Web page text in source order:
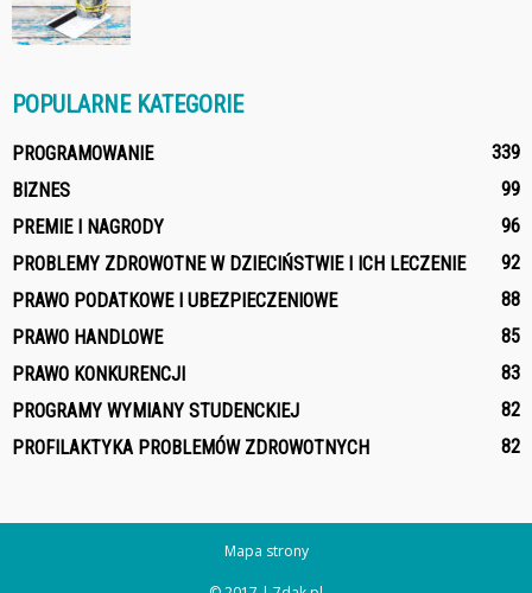
POPULARNE KATEGORIE
PROGRAMOWANIE
339
BIZNES
99
PREMIE I NAGRODY
96
PROBLEMY ZDROWOTNE W DZIECIŃSTWIE I ICH LECZENIE
92
PRAWO PODATKOWE I UBEZPIECZENIOWE
88
PRAWO HANDLOWE
85
PRAWO KONKURENCJI
83
PROGRAMY WYMIANY STUDENCKIEJ
82
PROFILAKTYKA PROBLEMÓW ZDROWOTNYCH
82
Mapa strony